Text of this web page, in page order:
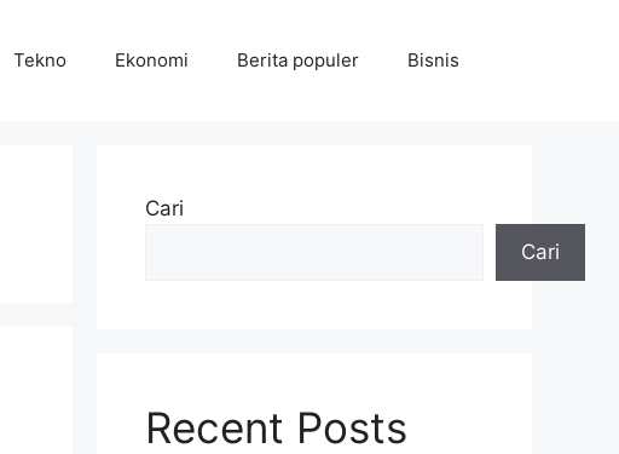
Tekno Ekonomi Berita populer Bisnis
Cari
Cari
Recent Posts